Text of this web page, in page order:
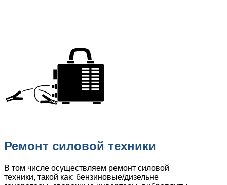
Ремонт силовой техники
В том числе осуществляем ремонт силовой
техники, такой как: бензиновые/дизельне